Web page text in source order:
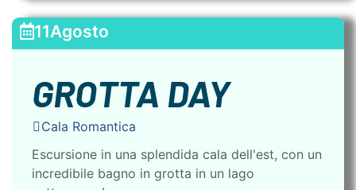
11Agosto
GROTTA DAY
Cala Romantica
Escursione in una splendida cala dell'est, con un
incredibile bagno in grotta in un lago